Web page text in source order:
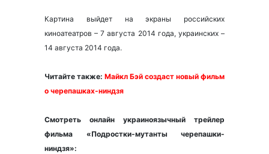
Картина выйдет на экраны российских
киноатеатров – 7 августа 2014 года, украинских –
14 августа 2014 года.
Читайте также: Майкл Бэй создаст новый фильм
о черепашках-ниндзя
Смотреть онлайн украиноязычный трейлер
фильма
«Подростки-мутанты черепашки-
ниндзя»: